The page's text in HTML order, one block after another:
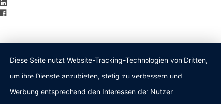
Diese Seite nutzt Website-Tracking-Technologien von Dritten,
um ihre Dienste anzubieten, stetig zu verbessern und
Werbung entsprechend den Interessen der Nutzer